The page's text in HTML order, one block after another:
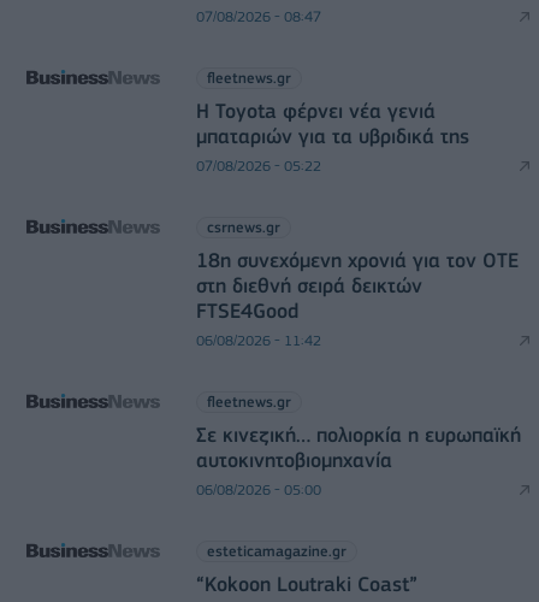
07/08/2026 - 08:47
fleetnews.gr
Η Toyota φέρνει νέα γενιά
μπαταριών για τα υβριδικά της
07/08/2026 - 05:22
csrnews.gr
18η συνεχόμενη χρονιά για τον ΟΤΕ
στη διεθνή σειρά δεικτών
FTSE4Good
06/08/2026 - 11:42
fleetnews.gr
Σε κινεζική… πολιορκία η ευρωπαϊκή
αυτοκινητοβιομηχανία
06/08/2026 - 05:00
esteticamagazine.gr
“Kokoon Loutraki Coast”